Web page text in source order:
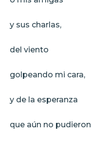
y sus charlas,
del viento
golpeando mi cara,
y de la esperanza
que aún no pudieron